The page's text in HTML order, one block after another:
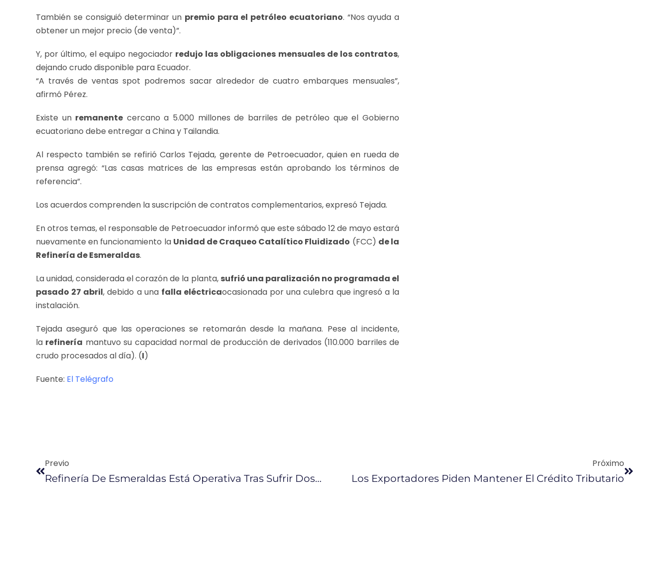
También se consiguió determinar un premio para el petróleo ecuatoriano. “Nos ayuda a
obtener un mejor precio (de venta)”.
Y, por último, el equipo negociador redujo las obligaciones mensuales de los contratos,
dejando crudo disponible para Ecuador.
“A través de ventas spot podremos sacar alrededor de cuatro embarques mensuales”,
afirmó Pérez.
Existe un remanente cercano a 5.000 millones de barriles de petróleo que el Gobierno
ecuatoriano debe entregar a China y Tailandia.
Al respecto también se refirió Carlos Tejada, gerente de Petroecuador, quien en rueda de
prensa agregó: “Las casas matrices de las empresas están aprobando los términos de
referencia”.
Los acuerdos comprenden la suscripción de contratos complementarios, expresó Tejada.
En otros temas, el responsable de Petroecuador informó que este sábado 12 de mayo estará
nuevamente en funcionamiento la Unidad de Craqueo Catalítico Fluidizado (FCC) de la
Refinería de Esmeraldas.
La unidad, considerada el corazón de la planta, sufrió una paralización no programada el
pasado 27 abril, debido a una falla eléctricaocasionada por una culebra que ingresó a la
instalación.
Tejada aseguró que las operaciones se retomarán desde la mañana. Pese al incidente,
la refinería mantuvo su capacidad normal de producción de derivados (110.000 barriles de
crudo procesados al día). (I)
Fuente: El Telégrafo
Previo
Refinería De Esmeraldas Está Operativa Tras Sufrir Dos Cortes No Programados
Próximo
Los Exportadores Piden Mantener El Crédito Tributario